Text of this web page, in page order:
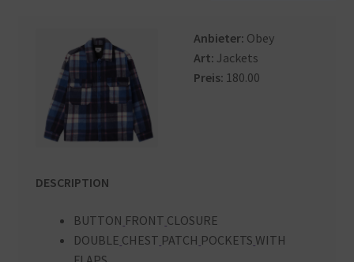
Anbieter: Obey
Art: Jackets
Preis: 180.00
DESCRIPTION
BUTTON FRONT CLOSURE
DOUBLE CHEST PATCH POCKETS WITH